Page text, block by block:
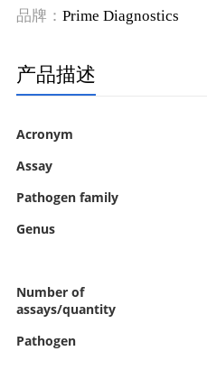
品牌： Prime Diagnostics
产品描述
More
Information
Acronym
Assay
Pathogen family
Genus
Number of
assays/quantity
Pathogen